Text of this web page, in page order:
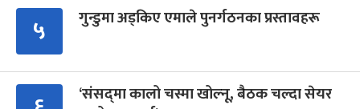
५ गुन्डुमा अड्किए एमाले पुनर्गठनका प्रस्तावहरू
‘संसद्‍मा कालो चस्मा खोल्नू, बैठक चल्दा सेयर